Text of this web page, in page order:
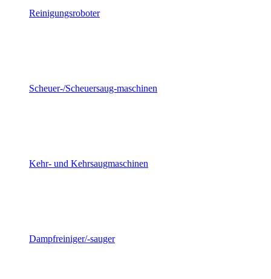
Reinigungsroboter
Scheuer-/Scheuersaug-maschinen
Kehr- und Kehrsaugmaschinen
Dampfreiniger/-sauger